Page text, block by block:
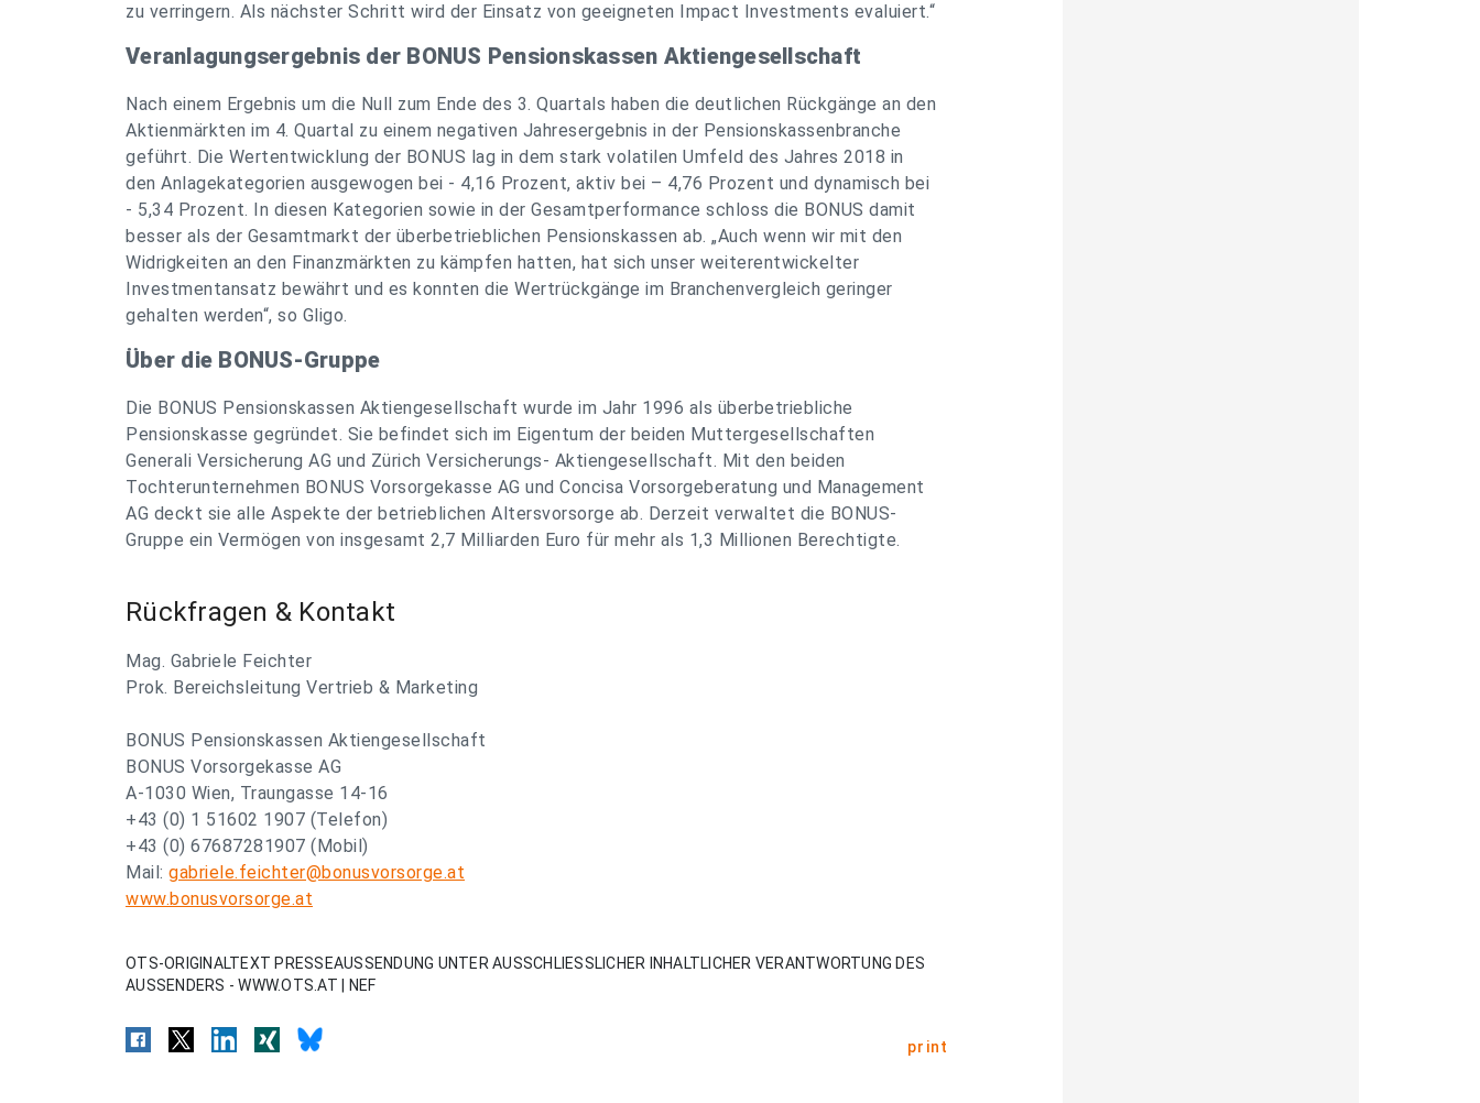
zu verringern. Als nächster Schritt wird der Einsatz von geeigneten Impact Investments evaluiert.“
Veranlagungsergebnis der BONUS Pensionskassen Aktiengesellschaft
Nach einem Ergebnis um die Null zum Ende des 3. Quartals haben die deutlichen Rückgänge an den
Aktienmärkten im 4. Quartal zu einem negativen Jahresergebnis in der Pensionskassenbranche
geführt. Die Wertentwicklung der BONUS lag in dem stark volatilen Umfeld des Jahres 2018 in
den Anlagekategorien ausgewogen bei - 4,16 Prozent, aktiv bei – 4,76 Prozent und dynamisch bei
- 5,34 Prozent. In diesen Kategorien sowie in der Gesamtperformance schloss die BONUS damit
besser als der Gesamtmarkt der überbetrieblichen Pensionskassen ab. „Auch wenn wir mit den
Widrigkeiten an den Finanzmärkten zu kämpfen hatten, hat sich unser weiterentwickelter
Investmentansatz bewährt und es konnten die Wertrückgänge im Branchenvergleich geringer
gehalten werden“, so Gligo.
Über die BONUS-Gruppe
Die BONUS Pensionskassen Aktiengesellschaft wurde im Jahr 1996 als überbetriebliche
Pensionskasse gegründet. Sie befindet sich im Eigentum der beiden Muttergesellschaften
Generali Versicherung AG und Zürich Versicherungs- Aktiengesellschaft. Mit den beiden
Tochterunternehmen BONUS Vorsorgekasse AG und Concisa Vorsorgeberatung und Management
AG deckt sie alle Aspekte der betrieblichen Altersvorsorge ab. Derzeit verwaltet die BONUS-
Gruppe ein Vermögen von insgesamt 2,7 Milliarden Euro für mehr als 1,3 Millionen Berechtigte.
Rückfragen & Kontakt
Mag. Gabriele Feichter
Prok. Bereichsleitung Vertrieb & Marketing
BONUS Pensionskassen Aktiengesellschaft
BONUS Vorsorgekasse AG
A-1030 Wien, Traungasse 14-16
+43 (0) 1 51602 1907 (Telefon)
+43 (0) 67687281907 (Mobil)
Mail: gabriele.feichter@bonusvorsorge.at
www.bonusvorsorge.at
OTS-ORIGINALTEXT PRESSEAUSSENDUNG UNTER AUSSCHLIESSLICHER INHALTLICHER VERANTWORTUNG DES
AUSSENDERS - WWW.OTS.AT | NEF
print